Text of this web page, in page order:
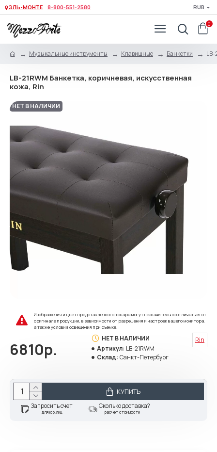
ЭЛЬ-МОНТЕ 8-800-551-2580 RUB
0
Музыкальные инструменты Клавишные Банкетки LB-
LB-21RWM Банкетка, коричневая, искусственная
кожа, Rin
НЕТ В НАЛИЧИИ
Изображения и цвет представленного товара могут незначительно отличаться от
оригинала продукции, в зависимости от разрешения и настроек вашего монитора,
а также условий освещения при съемке.
6810р.
НЕТ В НАЛИЧИИ
Артикул: LB-21RWM
Склад: Санкт-Петербург
Rin
КУПИТЬ
Запросить счет
для юр.лиц
Сколько доставка?
расчет стоимости